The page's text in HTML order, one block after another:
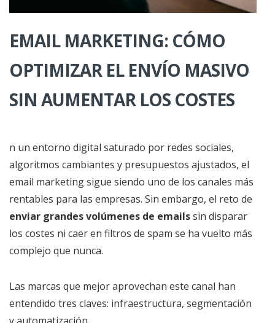
EMAIL MARKETING: CÓMO
OPTIMIZAR EL ENVÍO MASIVO
SIN AUMENTAR LOS COSTES
n un entorno digital saturado por redes sociales,
algoritmos cambiantes y presupuestos ajustados, el
email marketing sigue siendo uno de los canales más
rentables para las empresas. Sin embargo, el reto de
enviar grandes volúmenes de emailssin disparar
los costes ni caer en filtros de spam se ha vuelto más
complejo que nunca.
Las marcas que mejor aprovechan este canal han
entendido tres claves: infraestructura, segmentación